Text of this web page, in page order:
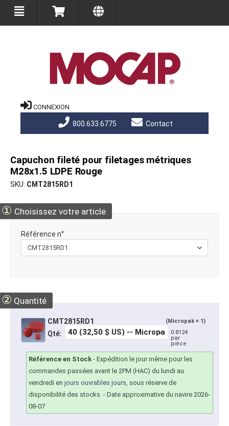
CONNEXION
800.633.6775 Contact
Capuchon fileté pour filetages métriques
M28x1.5 LDPE Rouge
SKU CMT2815RD1
① Choisissez votre article
Référence n°
② Quantité
CMT2815RD1 (Micropak × 1)
Qté:
0.8124
par
pièce
Référence en Stock - Expédition le jour même pour les
commandes passées avant le 2PM (HAC) du lundi au
vendredi en jours ouvrables jours, sous réserve de
disponibilité des stocks. - Date approximative du navire 2026-
08-07